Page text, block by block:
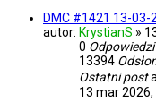
DMC #1421 13-03-
autor: KrystianS »
0 Odpowiedzi
13394
Ostatni post
13 mar 2026,